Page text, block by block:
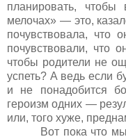
планировать,
мелочах» — это,
почувствовала, что
почувствовали, что
чтобы родители не
успеть? А ведь если
и не понадобится
героизм одних —
или, того хуже,
Вот пока что